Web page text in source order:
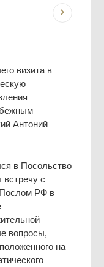
визита в
Антоний
в Посольство
встречу с
РФ в
вопросы,
на